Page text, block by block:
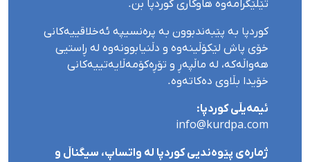
تێلێگرامەوە هاوکاری کوردپا بن.
کوردپا بە پێبەندبوون بە پرەنسیپە ئەخلاقییەکانی
خۆی پاش لێکۆڵینەوە و دڵنیابوونەوە لە ڕاستیی
هەواڵەکە، لە ماڵپەڕ و تۆڕەکۆمەڵایەتییەکانی
خۆیدا بڵاوی دەکاتەوە.
ئیمەیڵی کوردپا:
info@kurdpa.com
ژمارەی پێوەندیی کوردپا لە واتساپ، سیگناڵ و